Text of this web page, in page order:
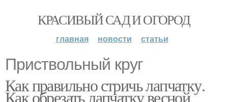
КРАСИВЫЙ САД И ОГОРОД
главная новости статьи
Приствольный круг
Как правильно стричь лапчатку.
Как обрезать лапчатку весной